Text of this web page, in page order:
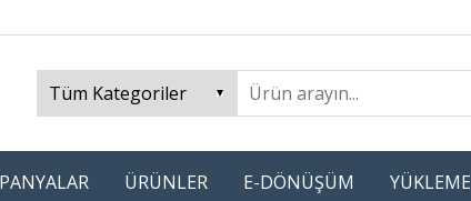
ÜRÜNLER E-DÖNÜŞÜM YÜKLEME